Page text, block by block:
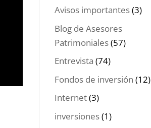
Avisos importantes(3)
Blog de Asesores
Patrimoniales(57)
Entrevista (74)
Fondos de inversión (12)
Internet(3)
inversiones(1)